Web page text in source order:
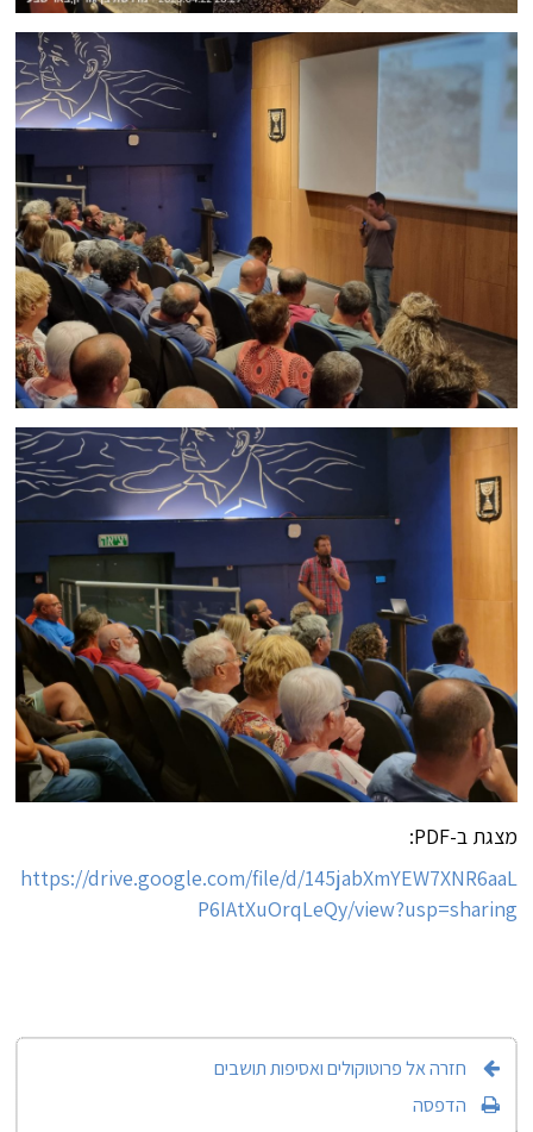
מצגת ב-PDF:
https://drive.google.com/file/d/145jabXmYEW7XNR6aaL
P6IAtXuOrqLeQy/view?usp=sharing
חזרה אל פרוטוקולים ואסיפות תושבים
הדפסה